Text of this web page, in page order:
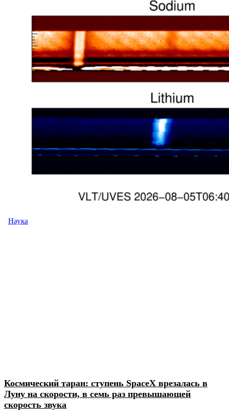
Наука
Космический таран: ступень SpaceX врезалась в
Луну на скорости, в семь раз превышающей
скорость звука